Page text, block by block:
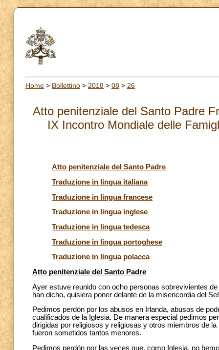
Home > Bollettino > 2018 > 08 > 26
Atto penitenziale del Santo Padre
IX Incontro Mondiale delle
Atto penitenziale del Santo Padre
Traduzione in lingua italiana
Traduzione in lingua francese
Traduzione in lingua inglese
Traduzione in lingua tedesca
Traduzione in lingua portoghese
Traduzione in lingua polacca
Atto penitenziale del Santo Padre
Ayer estuve reunido con ocho personas sobrevivientes
han dicho, quisiera poner delante de la misericordia del
Pedimos perdón por los abusos en Irlanda, abusos de
cualificados de la Iglesia. De manera especial pedimos
dirigidas por religiosos y religiosas y otros miembros de
fueron sometidos tantos menores.
Pedimos perdón por las veces que, como Iglesia, no